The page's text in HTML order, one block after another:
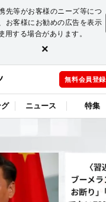
先等がお客様のニーズ等につ
お客様にお勧めの広告を表示
する場合があります。
×
無料会員登録
ニュース 特集